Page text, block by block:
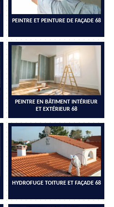
PEINTRE ET PEINTURE DE FAÇADE 68
PEINTRE EN BÂTIMENT INTÉRIEUR
ET EXTÉRIEUR 68
HYDROFUGE TOITURE ET FAÇADE 68